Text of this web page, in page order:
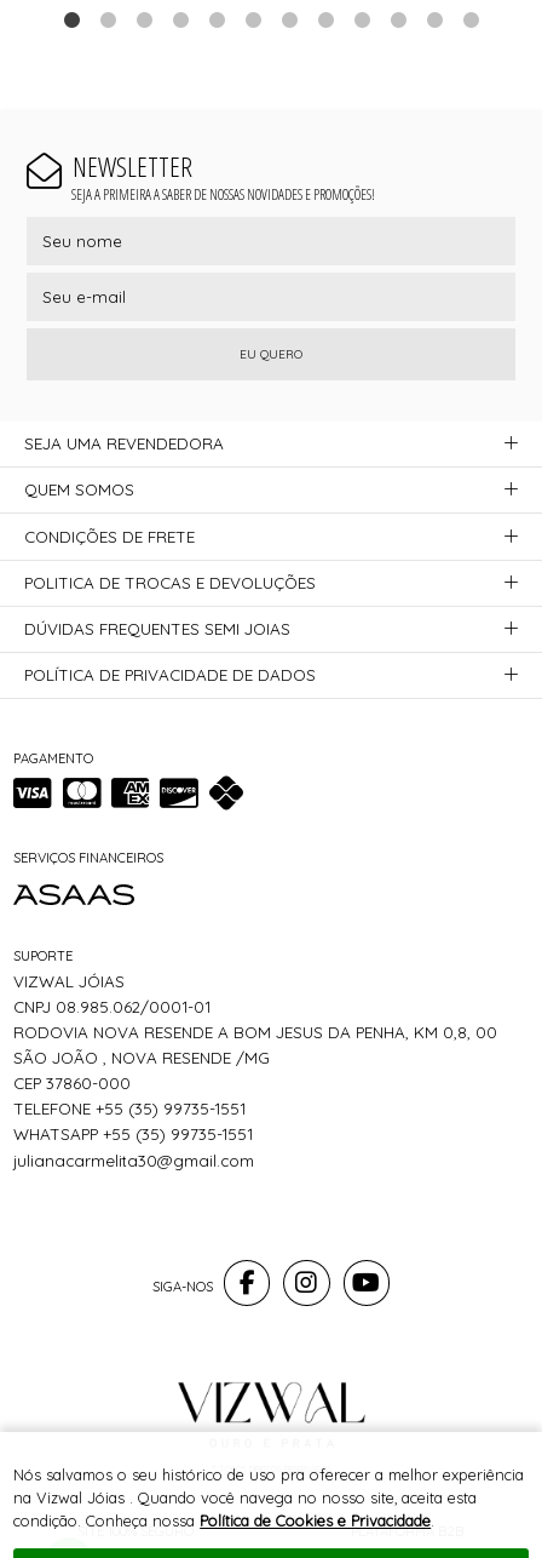
NEWSLETTER
SEJA A PRIMEIRA A SABER DE NOSSAS NOVIDADES E PROMOÇÕES!
EU QUERO
PAGAMENTO
SERVIÇOS FINANCEIROS
SITE 100% SEGURO PLATAFORMA B2B
SUPORTE
VIZWAL JÓIAS
CNPJ 08.985.062/0001-01
RODOVIA NOVA RESENDE A BOM JESUS DA PENHA, KM 0,8, 00
SÃO JOÃO , NOVA RESENDE /MG
CEP 37860-000
TELEFONE +55 (35) 99735-1551
WHATSAPP +55 (35) 99735-1551
julianacarmelita30@gmail.com
SEJA UMA REVENDEDORA
QUEM SOMOS
CONDIÇÕES DE FRETE
POLITICA DE TROCAS E DEVOLUÇÕES
DÚVIDAS FREQUENTES SEMI JOIAS
POLÍTICA DE PRIVACIDADE DE DADOS
® TODOS DIREITOS RESERVADOS
Nós salvamos o seu histórico de uso pra oferecer a melhor experiência
na Vizwal Jóias . Quando você navega no nosso site, aceita esta
condição. Conheça nossa Política de Cookies e Privacidade